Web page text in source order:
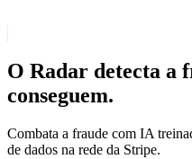
O Radar detecta a
conseguem.
Combata a fraude com IA
de dados na rede da Stripe.